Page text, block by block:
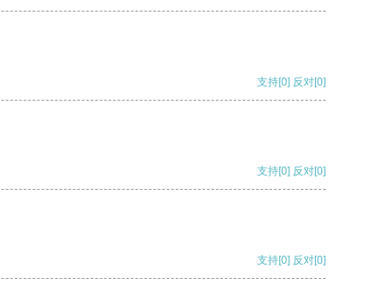
支持[0] 反对[0]
支持[0] 反对[0]
支持[0] 反对[0]